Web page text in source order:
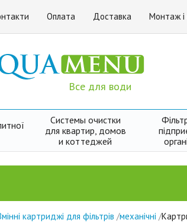
Оплата Доставка Монтаж і
Все для води
Системы очистки
для квартир, домов
и коттеджей
картриджі для фільтрів /механічні /